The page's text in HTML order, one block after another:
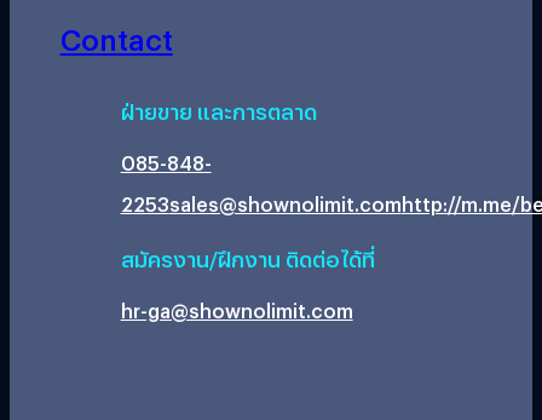
Contact
ฝ่ายขาย และการตลาด
085-848-
2253sales@shownolimit.comhttp://m.me/
สมัครงาน/ฝึกงาน ติดต่อได้ที่
hr-ga@shownolimit.com